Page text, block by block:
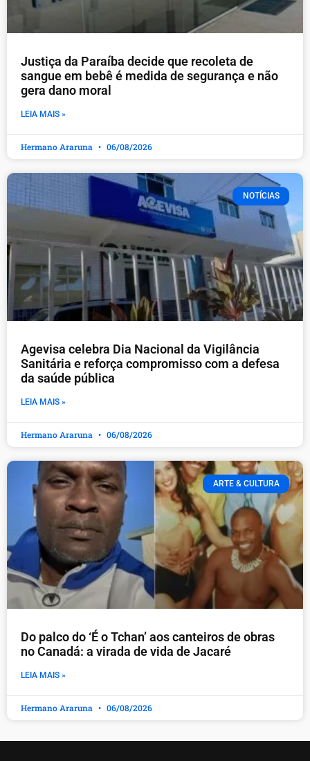
Justiça da Paraíba decide que recoleta de
sangue em bebê é medida de segurança e não
gera dano moral
LEIA MAIS »
Hermano Araruna 06/08/2026
NOTÍCIAS
Agevisa celebra Dia Nacional da Vigilância
Sanitária e reforça compromisso com a defesa
da saúde pública
LEIA MAIS »
Hermano Araruna 06/08/2026
ARTE & CULTURA
Do palco do ‘É o Tchan’ aos canteiros de obras
no Canadá: a virada de vida de Jacaré
LEIA MAIS »
Hermano Araruna 06/08/2026